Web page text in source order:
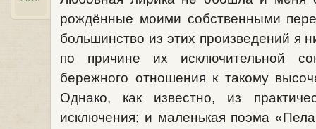
рождённые моими собственными
большинство из этих произведений я
по причине их исключительной
бережного отношения к такому
Однако, как известно, из
исключения; и маленькая поэма